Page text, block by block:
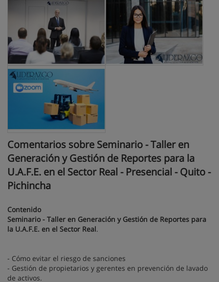
Comentarios sobre Seminario - Taller en
Generación y Gestión de Reportes para la
U.A.F.E. en el Sector Real - Presencial - Quito -
Pichincha
Contenido
Seminario - Taller en Generación y Gestión de Reportes para
la U.A.F.E. en el Sector Real.
- Cómo evitar el riesgo de sanciones
- Gestión de propietarios y gerentes en prevención de lavado
de activos.